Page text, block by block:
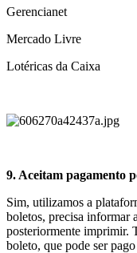
Gerencianet
Mercado Livre
Lotéricas da Caixa
9. Aceitam pagamento
Sim, utilizamos a
boletos, precisa informar
posteriormente imprimir.
boleto, que pode ser